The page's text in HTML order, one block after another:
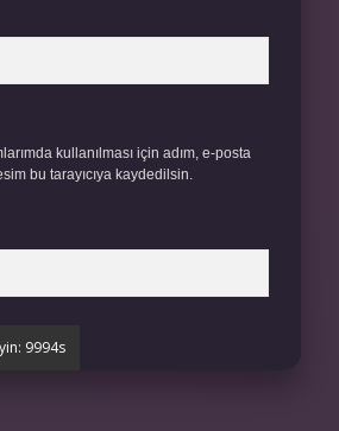
kullanılması için adım, e-posta
bu tarayıcıya kaydedilsin.